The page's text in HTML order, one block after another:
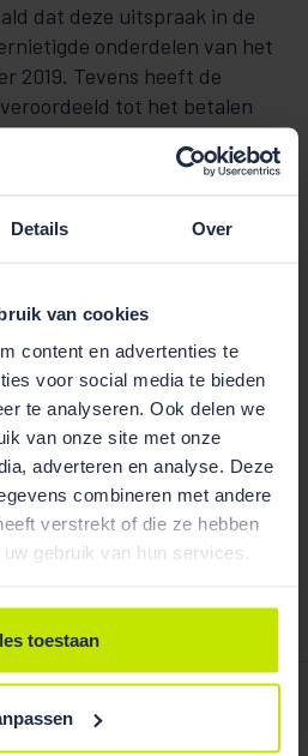
Details Over
van cookies
content en advertenties te
voor social media te bieden
te analyseren. Ook delen we
van onze site met onze
adverteren en analyse. Deze
combineren met andere
verstrekt of die ze hebben
gebruik van hun services.
toestaan
dat deze uitspraak in de
onderdelen van het
2019. Tevens heeft de
tot het betalen
aan de coöperatie van €
vervolgens deze uitspraak